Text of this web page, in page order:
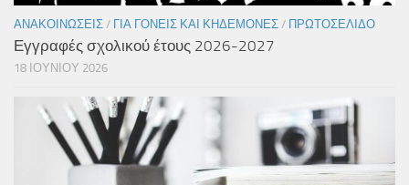
ΑΝΑΚΟΙΝΏΣΕΙΣ / ΓΙΑ ΓΟΝΕΊΣ ΚΑΙ ΚΗΔΕΜΌΝΕΣ / ΠΡΩΤΟΣΈΛΙΔΟ
Εγγραφές σχολικού έτους 2026-2027
18 ΙΟΥΝΊΟΥ 2026